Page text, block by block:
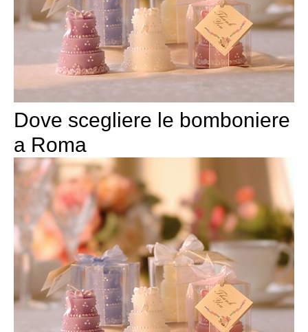
Dove scegliere le bomboniere
a Roma